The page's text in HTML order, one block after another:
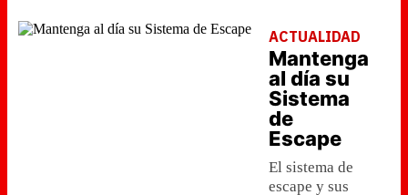
ACTUALIDAD
Mantenga
al día su
Sistema
de
Escape
El sistema de
escape y sus